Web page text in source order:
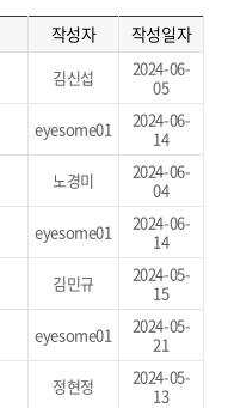
작성자 작성일자
김신섭
2024-06-
05
eyesome01
2024-06-
14
노경미
2024-06-
04
eyesome01
2024-06-
14
김민규
2024-05-
15
eyesome01
2024-05-
21
정현정
2024-05-
13